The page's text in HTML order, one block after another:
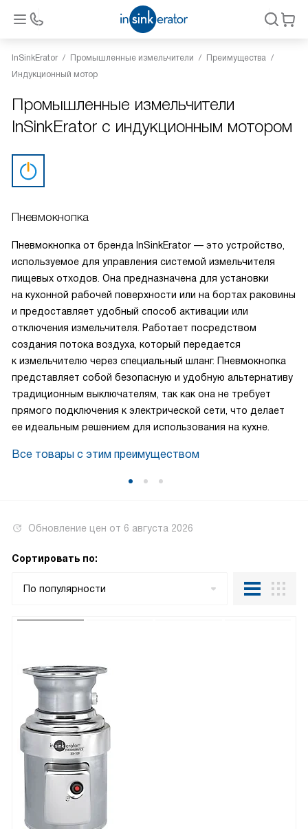
InSinkErator Промышленные измельчители
Преимущества
Индукционный мотор
Промышленные измельчители
InSinkErator с индукционным мотором
Пневмокнопка
Пневмокнопка от бренда InSinkErator — это устройство,
используемое для управления системой измельчителя
пищевых отходов. Она предназначена для установки
на кухонной рабочей поверхности или на бортах раковины
и предоставляет удобный способ активации или
отключения измельчителя. Работает посредством
создания потока воздуха, который передается
к измельчителю через специальный шланг. Пневмокнопка
представляет собой безопасную и удобную альтернативу
традиционным выключателям, так как она не требует
прямого подключения к электрической сети, что делает
ее идеальным решением для использования на кухне.
Все товары с этим преимуществом
Обновление цен от 6 августа 2026
Сортировать по:
По популярности